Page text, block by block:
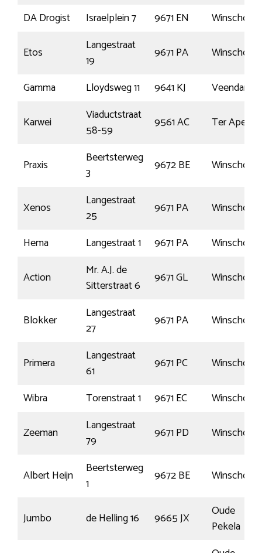
DA Drogist Israelplein 7 9671 EN
Winschoten
Etos
Langestraat
19
9671 PA
Winschoten
Gamma
Lloydsweg 11 9641 KJ
Veendam
Karwei
Viaductstraat
58-59
9561 AC Ter Apel
Praxis
Beertsterweg
3
9672 BE Winschoten
Xenos
Langestraat
25
9671 PA
Winschoten
Hema
Langestraat 1 9671 PA
Winschoten
Action
Mr. A.J. de
Sitterstraat 6
9671 GL Winschoten
Blokker
Langestraat
27
9671 PA Winschoten
Primera
Langestraat
61
9671 PC
Winschoten
Wibra
Torenstraat 1 9671 EC
Winschoten
Zeeman
Langestraat
79
9671 PD Winschoten
Albert Heijn
Beertsterweg
1
9672 BE Winschoten
Jumbo de Helling 16 9665 JX
Oude
Pekela